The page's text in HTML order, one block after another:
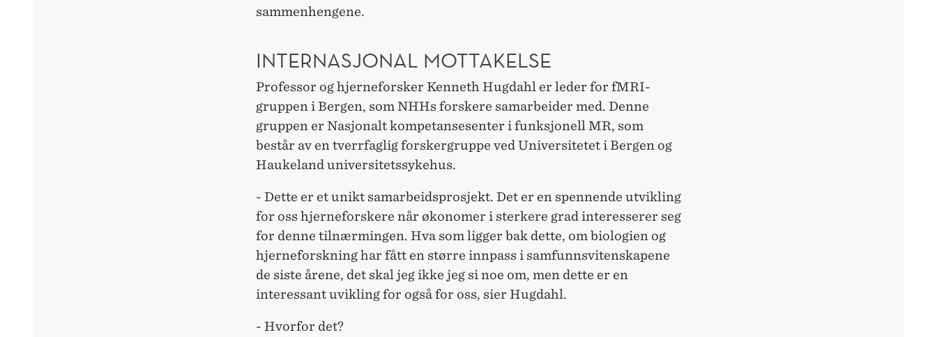
sammenhengene.
INTERNASJONAL MOTTAKELSE
Professor og hjerneforsker Kenneth Hugdahl er leder for fMRI-
gruppen i Bergen, som NHHs forskere samarbeider med. Denne
gruppen er Nasjonalt kompetansesenter i funksjonell MR, som
består av en tverrfaglig forskergruppe ved Universitetet i Bergen og
Haukeland universitetssykehus.
- Dette er et unikt samarbeidsprosjekt. Det er en spennende utvikling
for oss hjerneforskere når økonomer i sterkere grad interesserer seg
for denne tilnærmingen. Hva som ligger bak dette, om biologien og
hjerneforskning har fått en større innpass i samfunnsvitenskapene
de siste årene, det skal jeg ikke jeg si noe om, men dette er en
interessant uvikling for også for oss, sier Hugdahl.
- Hvorfor det?